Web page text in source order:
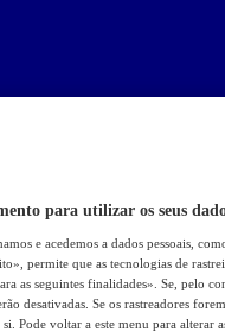
para utilizar os seus
e acedemos a dados pessoais,
permite que as tecnologias de
as seguintes finalidades». Se, pelo
desativadas. Se os rastreadores
Pode voltar a este menu para alterar